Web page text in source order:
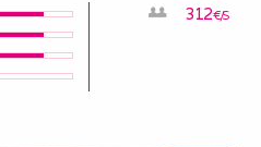
312€/S